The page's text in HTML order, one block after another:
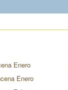
Enero
Enero